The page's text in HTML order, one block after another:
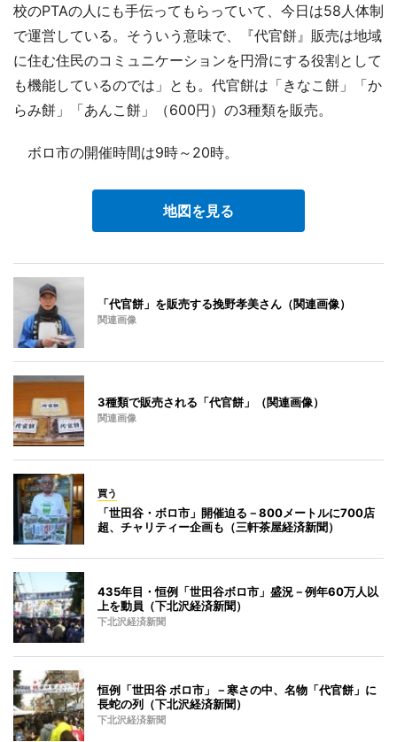
校のPTAの人にも手伝ってもらっていて、今日は58人体制
で運営している。そういう意味で、『代官餅』販売は地域
に住む住民のコミュニケーションを円滑にする役割として
も機能しているのでは」とも。代官餅は「きなこ餅」「か
らみ餅」「あんこ餅」（600円）の3種類を販売。
ボロ市の開催時間は9時～20時。
地図を見る
「代官餅」を販売する挽野孝美さん（関連画像）
関連画像
3種類で販売される「代官餅」（関連画像）
関連画像
買う
「世田谷・ボロ市」開催迫る－800メートルに700店
超、チャリティー企画も（三軒茶屋経済新聞）
435年目・恒例「世田谷ボロ市」盛況－例年60万人以
上を動員（下北沢経済新聞）
下北沢経済新聞
恒例「世田谷 ボロ市」－寒さの中、名物「代官餅」に
長蛇の列（下北沢経済新聞）
下北沢経済新聞